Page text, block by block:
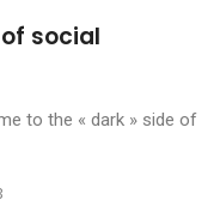
social
to the « dark » side of